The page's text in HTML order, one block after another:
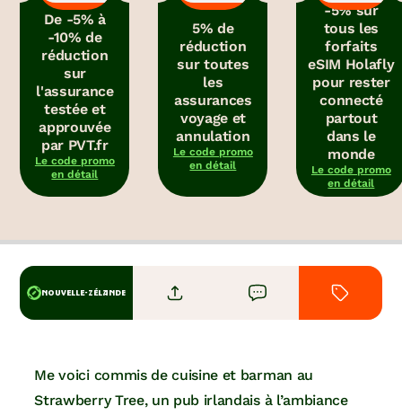
De -5% à
-10% de
réduction
sur
l'assurance
testée et
approuvée
par PVT.fr
Le code promo
en détail
5% de
réduction
sur toutes
les
assurances
voyage et
annulation
Le code promo
en détail
-5% sur
tous les
forfaits
eSIM Holafly
pour rester
connecté
partout
dans le
monde
Le code promo
en détail
NOUVELLE-ZÉLANDE
Me voici commis de cuisine et barman au
Strawberry Tree, un pub irlandais à l’ambiance